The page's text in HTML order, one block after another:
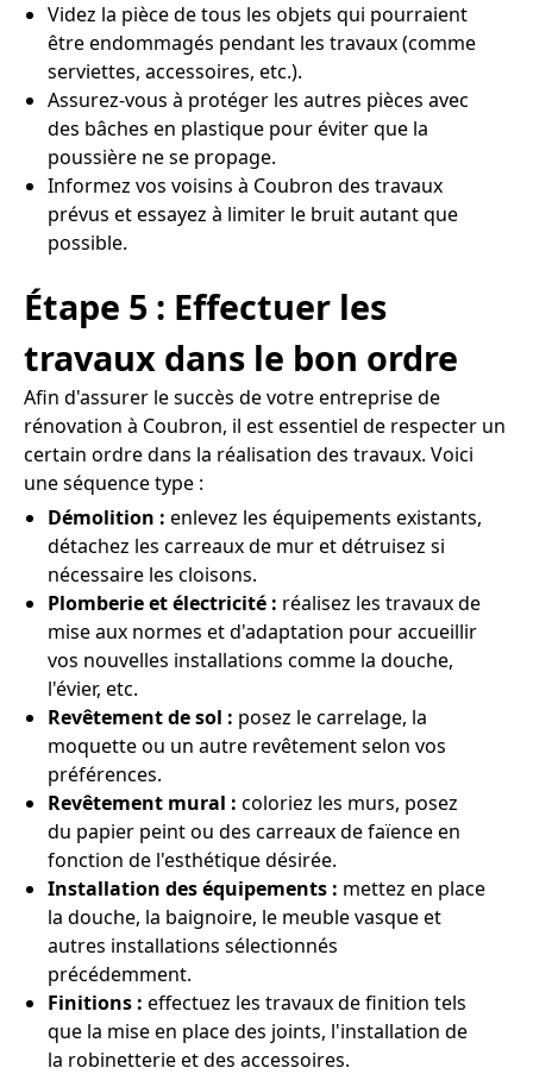
Videz la pièce de tous les objets qui pourraient
être endommagés pendant les travaux (comme
serviettes, accessoires, etc.).
Assurez-vous à protéger les autres pièces avec
des bâches en plastique pour éviter que la
poussière ne se propage.
Informez vos voisins à Coubron des travaux
prévus et essayez à limiter le bruit autant que
possible.
Étape 5 : Effectuer les
travaux dans le bon ordre
Afin d'assurer le succès de votre entreprise de
rénovation à Coubron, il est essentiel de respecter un
certain ordre dans la réalisation des travaux. Voici
une séquence type :
Démolition : enlevez les équipements existants,
détachez les carreaux de mur et détruisez si
nécessaire les cloisons.
Plomberie et électricité : réalisez les travaux de
mise aux normes et d'adaptation pour accueillir
vos nouvelles installations comme la douche,
l'évier, etc.
Revêtement de sol : posez le carrelage, la
moquette ou un autre revêtement selon vos
préférences.
Revêtement mural : coloriez les murs, posez
du papier peint ou des carreaux de faïence en
fonction de l'esthétique désirée.
Installation des équipements : mettez en place
la douche, la baignoire, le meuble vasque et
autres installations sélectionnés
précédemment.
Finitions : effectuez les travaux de finition tels
que la mise en place des joints, l'installation de
la robinetterie et des accessoires.